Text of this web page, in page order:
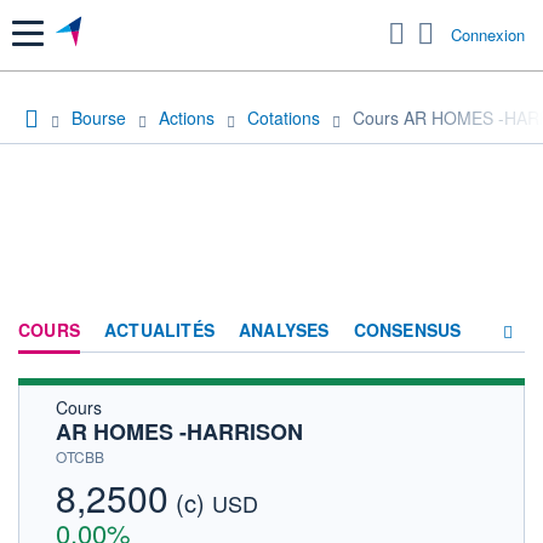
Menu Connexion
Bourse Actions Cotations Cours AR HOMES -
COURS ACTUALITÉS ANALYSES CONSENSUS
Cours
AR HOMES -HARRISON
OTCBB
8,2500 (c) USD
0,00%